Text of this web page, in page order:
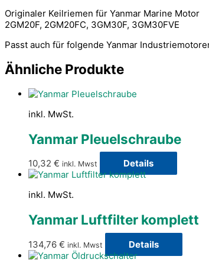
Originaler Keilriemen für Yanmar Marine Motor
2GM20F, 2GM20FC, 3GM30F, 3GM30FVE
Passt auch für folgende Yanmar
Ähnliche Produkte
inkl. MwSt.
Yanmar Pleuelschraube
10,32 € inkl. Mwst Details
inkl. MwSt.
Yanmar Luftfilter komplett
134,76 € inkl. Mwst Details